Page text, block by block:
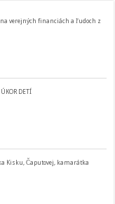
verejných financiách a ľudoch z
DETÍ
Kisku, Čaputovej, kamarátka